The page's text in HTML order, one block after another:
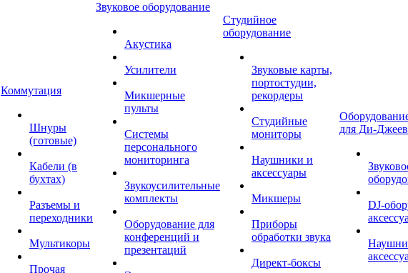
Коммутация
Шнуры
(готовые)
Кабели (в
бухтах)
Разъемы и
переходники
Мультикоры
Прочая
Звуковое оборудование
Акустика
Усилители
Микшерные
пульты
Системы
персонального
мониторинга
Звукоусилительные
комплекты
Оборудование для
конференций и
презентаций
Студийное
оборудование
Звуковые карты,
портостудии,
рекордеры
Студийные
мониторы
Наушники и
аксессуары
Микшеры
Приборы
обработки звука
Директ-боксы
для Ди-Джеев
DJ-